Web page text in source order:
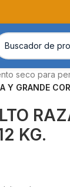
seco para
Y GRANDE
KG.